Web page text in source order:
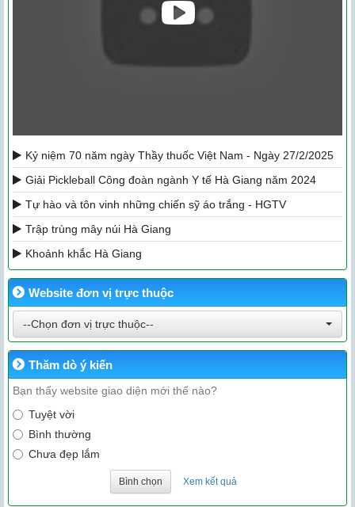
Kỷ niệm 70 năm ngày Thầy thuốc Việt Nam - Ngày 27/2/2025
Giải Pickleball Công đoàn ngành Y tế Hà Giang năm 2024
Tự hào và tôn vinh những chiến sỹ áo trắng - HGTV
Trập trùng mây núi Hà Giang
Khoảnh khắc Hà Giang
Website đơn vị trực thuộc
--Chọn đơn vị trực thuộc--
Thăm dò ý kiến
Bạn thấy website giao diện mới thế nào?
Tuyệt vời
Bình thường
Chưa đẹp lắm
Bình chọn Xem kết quả